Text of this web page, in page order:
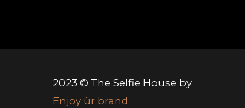
2023 © The Selfie House by
Enjoy ür brand